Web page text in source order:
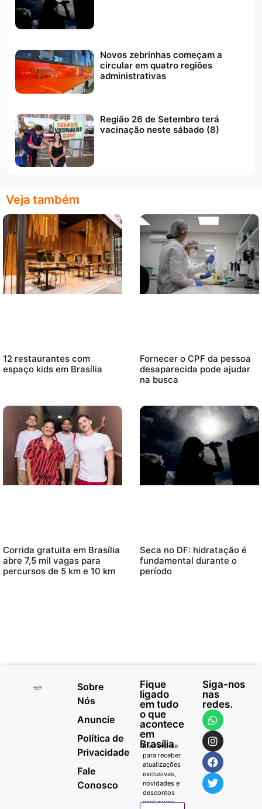
Novos zebrinhas começam a
circular em quatro regiões
administrativas
Região 26 de Setembro terá
vacinação neste sábado (8)
Veja também
12 restaurantes com
espaço kids em Brasília
Fornecer o CPF da pessoa
desaparecida pode ajudar
na busca
Corrida gratuita em Brasília
abre 7,5 mil vagas para
percursos de 5 km e 10 km
Seca no DF: hidratação é
fundamental durante o
período
Sobre
Nós
Anuncie
Política de
Privacidade
Fale
Conosco
Fique
ligado
em tudo
o que
acontece
em
Brasília
Inscreva-se
para receber
atualizações
exclusivas,
novidades e
descontos
exclusivos.
Siga-nos
nas
redes.